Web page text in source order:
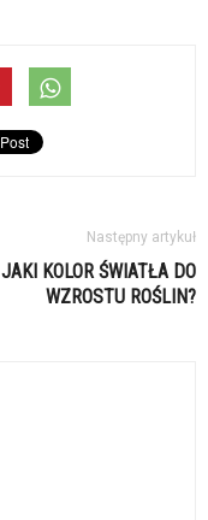
Następny artykuł
JAKI KOLOR ŚWIATŁA DO
WZROSTU ROŚLIN?